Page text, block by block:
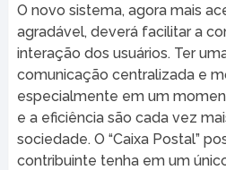
O novo sistema, agora mais
agradável, deverá facilitar a
interação dos usuários. Ter
comunicação centralizada e
especialmente em um
e a eficiência são cada vez
sociedade. O “Caixa Postal”
contribuinte tenha em um